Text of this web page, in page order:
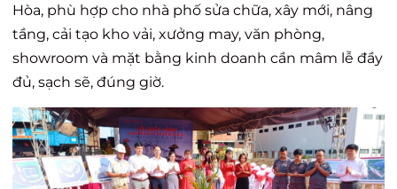
Hòa, phù hợp cho nhà phố sửa chữa, xây mới, nâng
tầng, cải tạo kho vải, xưởng may, văn phòng,
showroom và mặt bằng kinh doanh cần mâm lễ đầy
đủ, sạch sẽ, đúng giờ.